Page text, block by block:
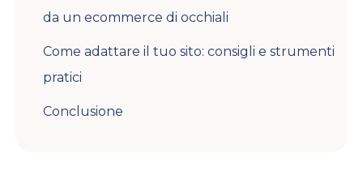
da un ecommerce di occhiali
Come adattare il tuo sito: consigli e strumenti
pratici
Conclusione